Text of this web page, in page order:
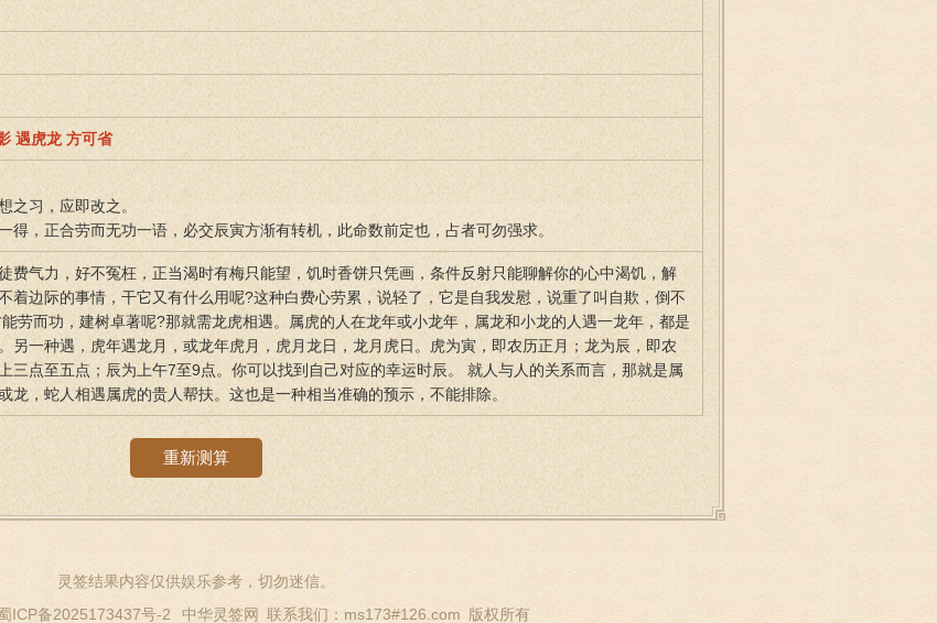
遇虎龙 方可省
之习，应即改之。
得，正合劳而无功一语，必交辰寅方渐有转机，此命数前定也，占者可勿强求。
费气力，好不冤枉，正当渴时有梅只能望，饥时香饼只凭画，条件反射只能聊解你的心中渴饥，解
着边际的事情，干它又有什么用呢?这种白费心劳累，说轻了，它是自我发慰，说重了叫自欺，倒不
劳而功，建树卓著呢?那就需龙虎相遇。属虎的人在龙年或小龙年，属龙和小龙的人遇一龙年，都是
另一种遇，虎年遇龙月，或龙年虎月，虎月龙日，龙月虎日。虎为寅，即农历正月；龙为辰，即农
三点至五点；辰为上午7至9点。你可以找到自己对应的幸运时辰。 就人与人的关系而言，那就是属
龙，蛇人相遇属虎的贵人帮扶。这也是一种相当准确的预示，不能排除。
重新测算
灵签结果内容仅供娱乐参考，切勿迷信。
ICP备2025173437号-2 中华灵签网 联系我们：ms173#126.com 版权所有